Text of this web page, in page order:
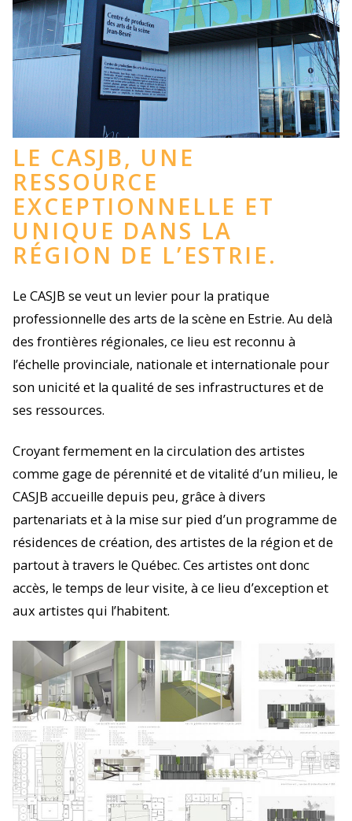
LE CASJB, UNE
RESSOURCE
EXCEPTIONNELLE ET
UNIQUE DANS LA
RÉGION DE L’ESTRIE.
Le CASJB se veut un levier pour la pratique
professionnelle des arts de la scène en Estrie. Au delà
des frontières régionales, ce lieu est reconnu à
l’échelle provinciale, nationale et internationale pour
son unicité et la qualité de ses infrastructures et de
ses ressources.
Croyant fermement en la circulation des artistes
comme gage de pérennité et de vitalité d’un milieu, le
CASJB accueille depuis peu, grâce à divers
partenariats et à la mise sur pied d’un programme de
résidences de création, des artistes de la région et de
partout à travers le Québec. Ces artistes ont donc
accès, le temps de leur visite, à ce lieu d’exception et
aux artistes qui l’habitent.